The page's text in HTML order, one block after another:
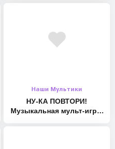
Наши Мультики
НУ-КА ПОВТОРИ!
Музыкальная мульт-игра.